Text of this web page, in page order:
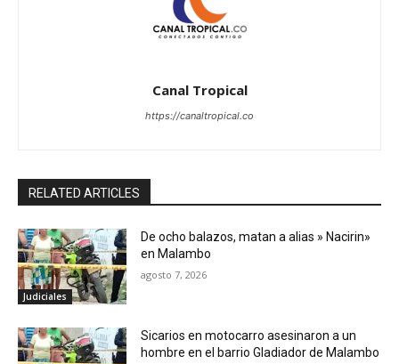
Canal Tropical
https://canaltropical.co
RELATED ARTICLES
Judiciales
De ocho balazos, matan a alias » Nacirin»
en Malambo
agosto 7, 2026
Sicarios en motocarro asesinaron a un
hombre en el barrio Gladiador de Malambo